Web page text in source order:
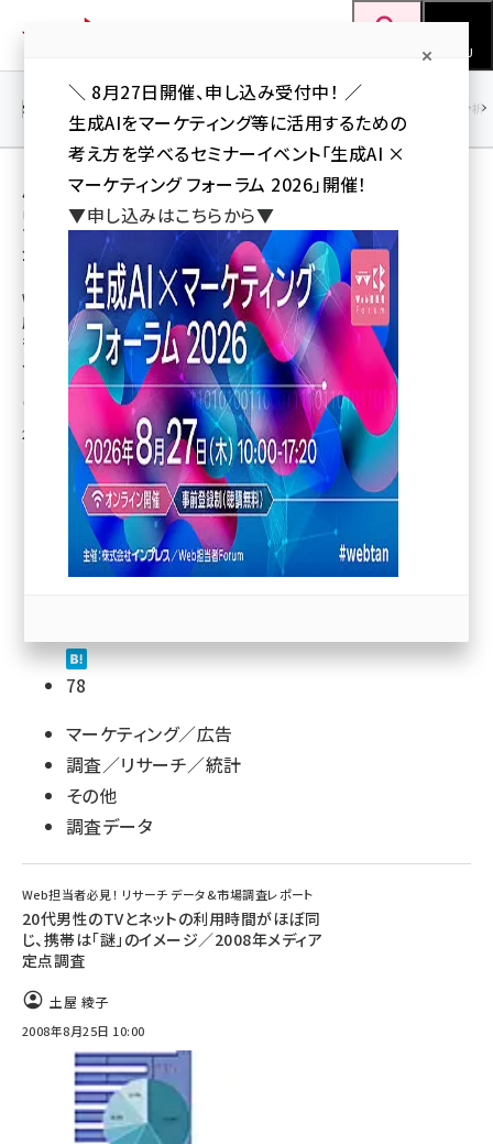
ン
MENU
seo (3526)
ai (2807)
youtube (2434)
note (2312)
セミナー (2307)
z世代 (1622)
meo (1275)
llmo (1163)
SEO アクセス解析／データ分析
用語「メディア接触」 が使われている記事の一
覧
全 10 記事中 1 ～ 10 を表示中
Web担当者必見！ リサーチ データ&市場調査レポート
広告をきっかけにキーワード検索、40代以上
も積極的／消費者のメディア接触行動に関す
る調査
2008年7月29日 13:00
78
マーケティング／広告
調査／リサーチ／統計
その他
調査データ
Web担当者必見！ リサーチ データ&市場調査レポート
20代男性のTVとネットの利用時間がほぼ同
じ、携帯は「謎」のイメージ／2008年メディア
定点調査
土屋 綾子
2008年8月25日 10:00
＼ 8月27日開催、申し込み受付中！ ／
生成AIをマーケティング等に活用するための
考え方を学べるセミナーイベント「生成AI ×
マーケティング フォーラム 2026」開催！
▼申し込みはこちらから▼